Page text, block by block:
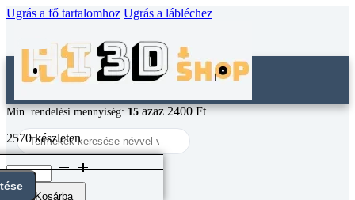
Ugrás a fő tartalomhoz Ugrás a lábléchez
Search
...
Min. rendelési mennyiség:15azaz 2400 Ft
2570 készleten
I8
horonyanya
21x13x7,7
Kosárba